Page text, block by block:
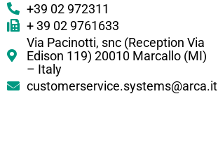
+39 02 972311
+ 39 02 9761633
Via Pacinotti, snc (Reception Via
Edison 119) 20010 Marcallo (MI)
– Italy
customerservice.systems@arca.it